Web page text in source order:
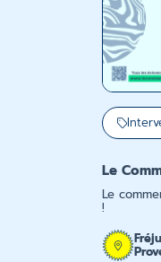
Le
Le
!